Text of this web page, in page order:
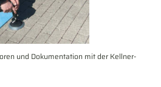
und Dokumentation mit der Kellner-